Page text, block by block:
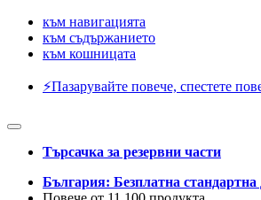
към навигацията
към съдържанието
към кошницата
⚡️Пазарувайте повече, спестете
Търсачка за резервни части
България: Безплатна стандартна